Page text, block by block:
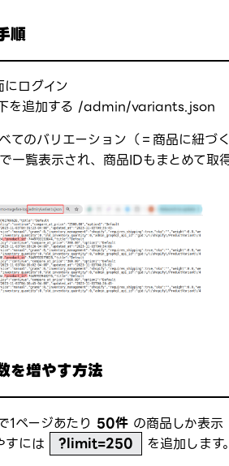
順
ログイン
を追加する /admin/variants.json
てのバリエーション（＝商品に紐づ
一覧表示され、商品IDもまとめて取
を増やす方法
ページあたり 50件 の商品しか表示
すには
?limit=250
を追加します